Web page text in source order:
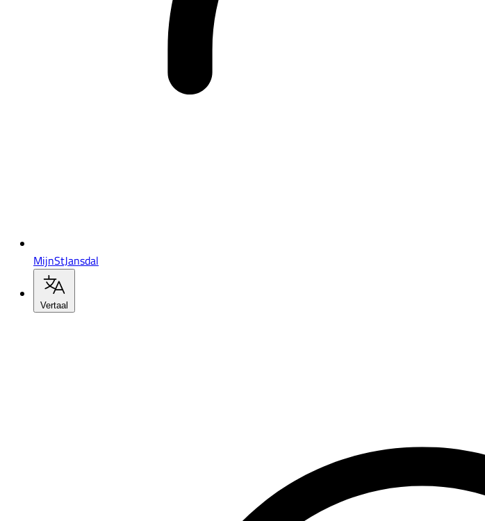
MijnStJansdal
Vertaal